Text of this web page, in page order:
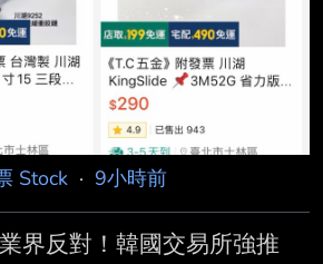
Stock · 9小時前
界反對！韓國交易所強推